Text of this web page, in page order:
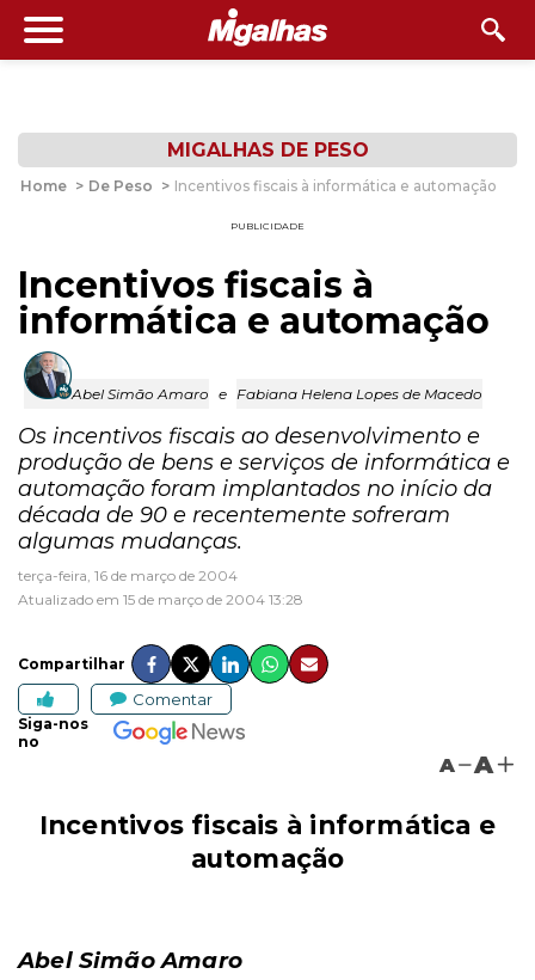
MIGALHAS DE PESO
Home > De Peso > Incentivos fiscais à informática e automação
PUBLICIDADE
Incentivos fiscais à
informática e automação
Abel Simão Amaro e Fabiana Helena Lopes de Macedo
Os incentivos fiscais ao desenvolvimento e
produção de bens e serviços de informática e
automação foram implantados no início da
década de 90 e recentemente sofreram
algumas mudanças.
terça-feira, 16 de março de 2004
Atualizado em 15 de março de 2004 13:28
Compartilhar
Comentar
Siga-nos
no
A A
Incentivos fiscais à informática e
automação
Abel Simão Amaro